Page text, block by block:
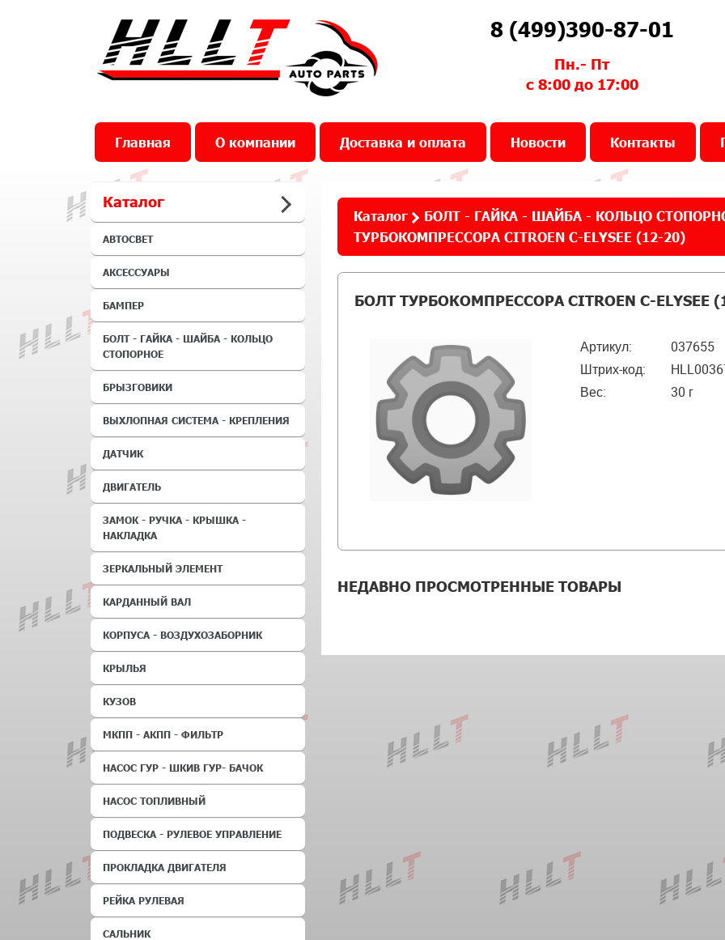
8 (499)390-87-01
Пн.- Пт
с 8:00 до 17:00
Главная О компании Доставка и оплата Новости Контакты
Каталог
АВТОСВЕТ
АКСЕССУАРЫ
БАМПЕР
БОЛТ - ГАЙКА - ШАЙБА - КОЛЬЦО
СТОПОРНОЕ
БРЫЗГОВИКИ
ВЫХЛОПНАЯ СИСТЕМА - КРЕПЛЕНИЯ
ДАТЧИК
ДВИГАТЕЛЬ
ЗАМОК - РУЧКА - КРЫШКА -
НАКЛАДКА
ЗЕРКАЛЬНЫЙ ЭЛЕМЕНТ
КАРДАННЫЙ ВАЛ
КОРПУСА - ВОЗДУХОЗАБОРНИК
КРЫЛЬЯ
КУЗОВ
МКПП - АКПП - ФИЛЬТР
НАСОС ГУР - ШКИВ ГУР- БАЧОК
НАСОС ТОПЛИВНЫЙ
ПОДВЕСКА - РУЛЕВОЕ УПРАВЛЕНИЕ
ПРОКЛАДКА ДВИГАТЕЛЯ
РЕЙКА РУЛЕВАЯ
САЛЬНИК
Каталог
БОЛТ - ГАЙКА - ШАЙБА - КОЛЬЦО
ТУРБОКОМПРЕССОРА CITROEN C-ELYSEE (12-20)
БОЛТ ТУРБОКОМПРЕССОРА CITROEN C-ELYSEE
Артикул:
037655
Штрих-код:
Вес:
30 г
НЕДАВНО ПРОСМОТРЕННЫЕ ТОВАРЫ